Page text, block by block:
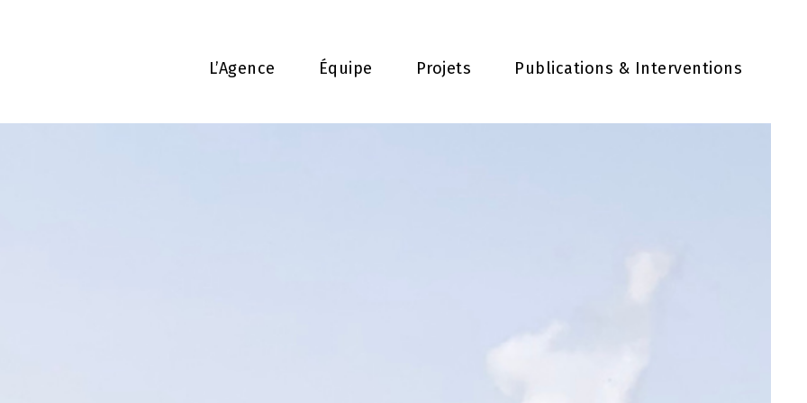
L’Agence Équipe Projets Publications & Interventions